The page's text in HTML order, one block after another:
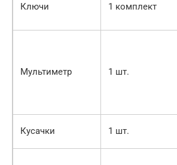
Ключи 1 комплект
Мультиметр 1 шт.
Кусачки 1 шт.